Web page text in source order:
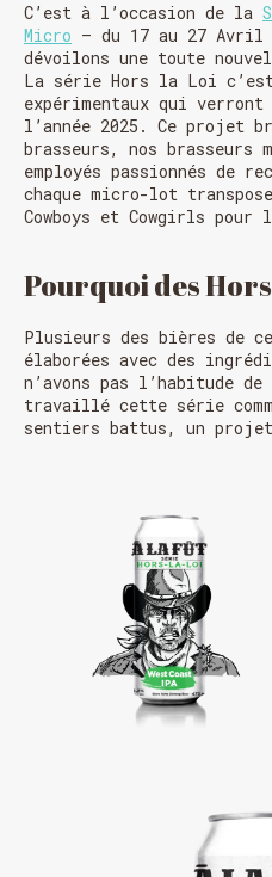
C’est à l’occasion de la
Micro – du 17 au 27 Avril
dévoilons une toute
La série Hors la Loi
expérimentaux qui
l’année 2025. Ce projet
brasseurs, nos brasseurs
employés passionnés de
chaque micro-lot
Cowboys et Cowgirls
Pourquoi des
Plusieurs des bières de
élaborées avec des
n’avons pas l’habitude
travaillé cette série
sentiers battus, un